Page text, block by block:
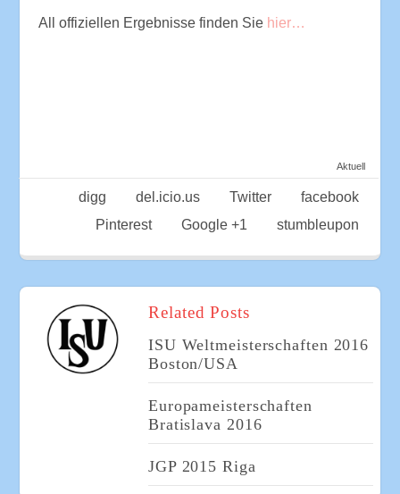
All offiziellen Ergebnisse finden Sie hier…
Aktuell
facebook
Twitter
del.icio.us
digg
stumbleupon
Google +1
Pinterest
Related Posts
ISU Weltmeisterschaften 2016
Boston/USA
Europameisterschaften
Bratislava 2016
JGP 2015 Riga